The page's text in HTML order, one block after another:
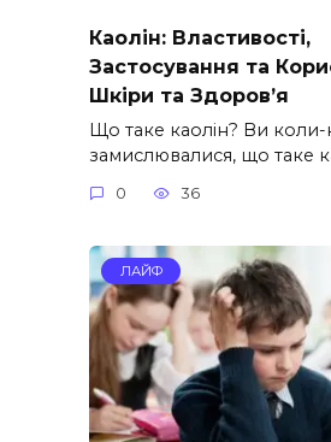
Каолін: Властивості,
Застосування та
Шкіри та Здоров’я
Що таке каолін? Ви
замислювалися, що таке
0 36
ЛАЙФ